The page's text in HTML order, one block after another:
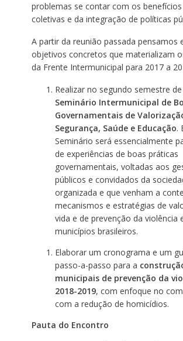
problemas se contar com os
coletivas e da integração de políticas
A partir da reunião passada pensamos
objetivos concretos que materializam
da Frente Intermunicipal para 2017 a
Realizar no segundo semestre
Seminário Intermunicipal de
Governamentais de
Segurança, Saúde e Educação.
Seminário será essencialmente
de experiências de boas práticas
governamentais, voltadas aos
públicos e convidados da
organizada e que venham a
mecanismos e estratégias de
vida e de prevenção da violência
municípios brasileiros.
Elaborar um cronograma e um
passo-a-passo para a
municipais de prevenção da
2018-2019, com enfoque no
com a redução de homicídios.
Pauta do Encontro